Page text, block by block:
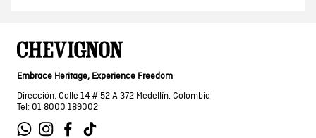
Embrace Heritage, Experience Freedom
Dirección: Calle 14 # 52 A 372 Medellín, Colombia
Tel: 01 8000 189002